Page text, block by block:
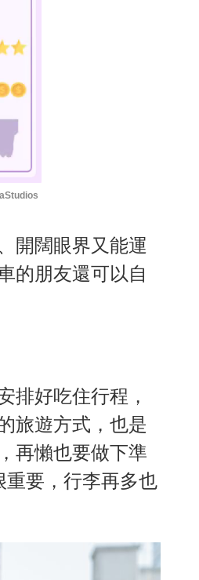
開闊眼界又能運
的朋友還可以自
排好吃住行程，
旅遊方式，也是
再懶也要做下準
要，行李再多也